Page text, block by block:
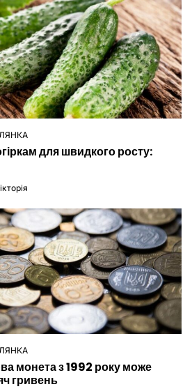
для швидкого росту:
монета з 1992 року може
гривень